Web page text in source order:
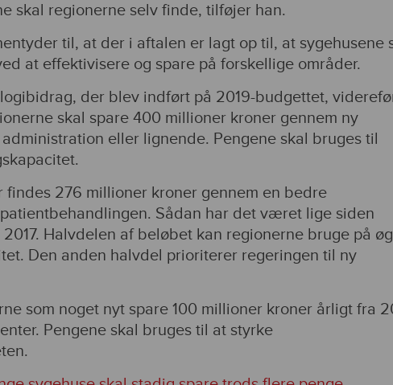
skal regionerne selv finde, tilføjer han.
til, at der i aftalen er lagt op til, at sygehusene
at effektivisere og spare på forskellige områder.
der blev indført på 2019-budgettet,
skal spare 400 millioner kroner gennem ny
eller lignende. Pengene skal bruges til
findes 276 millioner kroner gennem en bedre
Sådan har det været lige siden
Halvdelen af beløbet kan regionerne bruge på
Den anden halvdel prioriterer regeringen til ny
som noget nyt spare 100 millioner kroner årligt fra
Pengene skal bruges til at styrke